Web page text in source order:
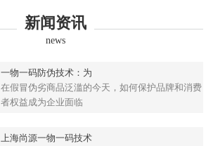
新闻资讯
news
一物一码防伪技术：为
在假冒伪劣商品泛滥的今天，如何保护品牌和消费
者权益成为企业面临
上海尚源一物一码技术